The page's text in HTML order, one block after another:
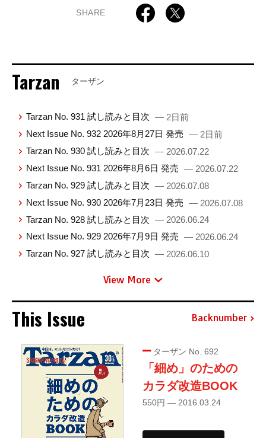
SHARE
Tarzan ターザン
Tarzan No. 931 試し読みと目次 — 2日前
Next Issue No. 932 2026年8月27日 発売 — 2日前
Tarzan No. 930 試し読みと目次 — 2026.07.22
Next Issue No. 931 2026年8月6日 発売 — 2026.07.22
Tarzan No. 929 試し読みと目次 — 2026.07.08
Next Issue No. 930 2026年7月23日 発売 — 2026.07.08
Tarzan No. 928 試し読みと目次 — 2026.06.24
Next Issue No. 929 2026年7月9日 発売 — 2026.06.24
Tarzan No. 927 試し読みと目次 — 2026.06.10
View More
This Issue Backnumber
ターザン No. 692
「細め」のための
カラダ改造BOOK
550円 — 2016.03.24